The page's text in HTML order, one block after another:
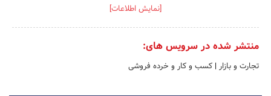
[نمایش اطلاعات]
منتشر شده در سرویس های:
تجارت و بازار | کسب و کار و خرده فروشی